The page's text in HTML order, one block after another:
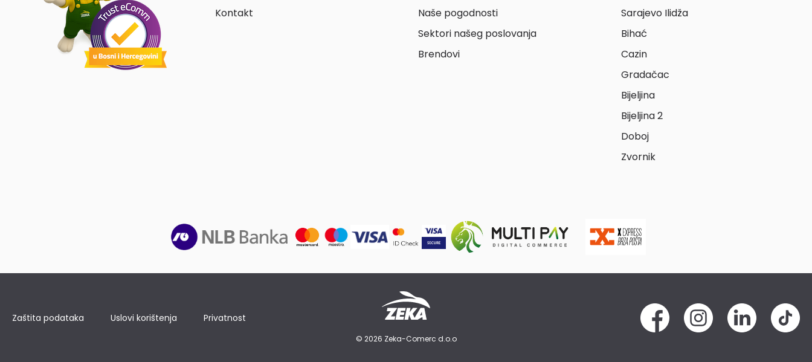
Kontakt
Naše pogodnosti
Sektori našeg poslovanja
Brendovi
Sarajevo Ilidža
Bihać
Cazin
Gradačac
Bijeljina
Bijeljina 2
Doboj
Zvornik
Zaštita podataka Uslovi korištenja Privatnost
© 2026 Zeka-Comerc d.o.o